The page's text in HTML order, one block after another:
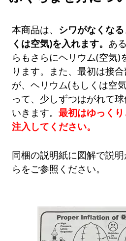
本商品は、 シワがなくな
くは空気)を入れます。 あ
らもさらにヘリウム(空気)
ります。また、最初は接
が、ヘリウム(もしくは空
って、少しずつはがれて
いきます。最初はゆっく
注入してください。
同梱の説明紙に図解で説
らをご参照ください。